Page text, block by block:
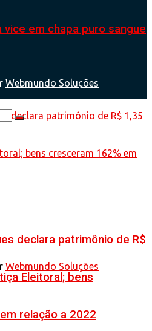
em chapa puro sangue
declara patrimônio de R$
Eleitoral; bens
relação a 2022
Webmundo Soluções
Webmundo Soluções